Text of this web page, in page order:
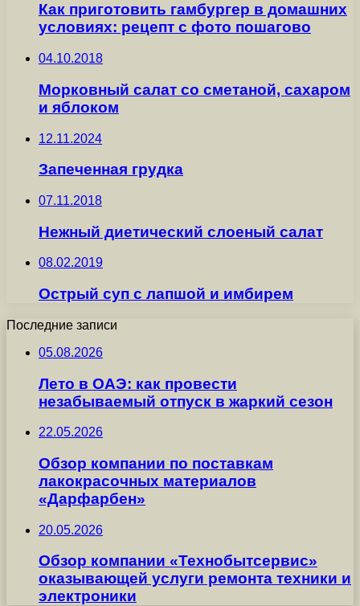
Как приготовить гамбургер в домашних
условиях: рецепт с фото пошагово
04.10.2018
Морковный салат со сметаной, сахаром
и яблоком
12.11.2024
Запеченная грудка
07.11.2018
Нежный диетический слоеный салат
08.02.2019
Острый суп с лапшой и имбирем
Последние записи
05.08.2026
Лето в ОАЭ: как провести
незабываемый отпуск в жаркий сезон
22.05.2026
Обзор компании по поставкам
лакокрасочных материалов
«Дарфарбен»
20.05.2026
Обзор компании «Технобытсервис»
оказывающей услуги ремонта техники и
электроники